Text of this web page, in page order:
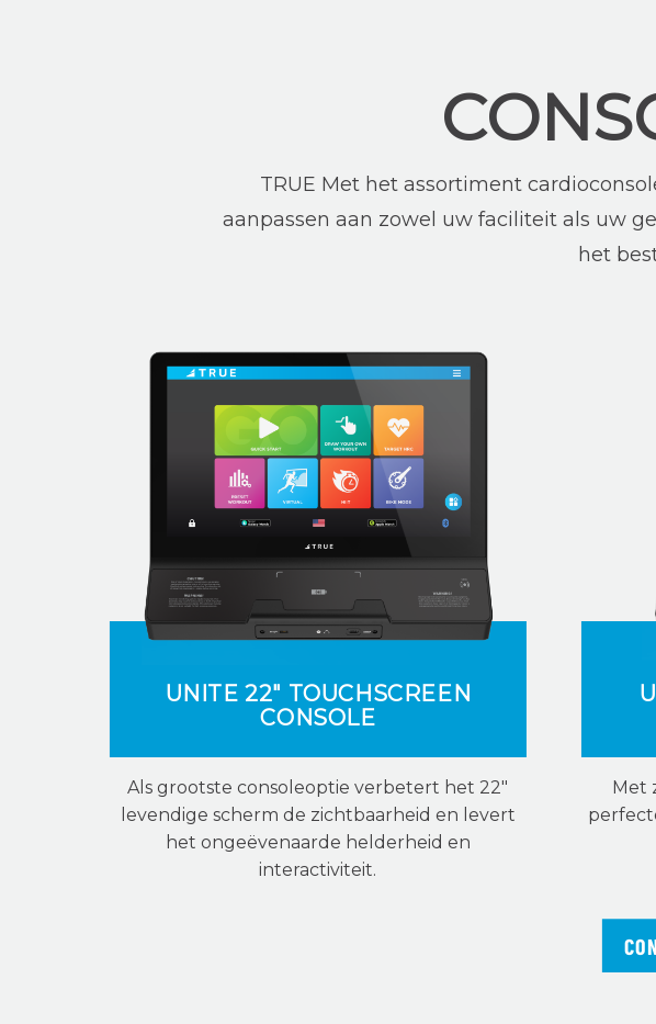
TRUE Met het assortiment
aanpassen aan zowel uw faciliteit als uw
het
UNITE 22" TOUCHSCREEN
CONSOLE
Als grootste consoleoptie verbetert het 22"
levendige scherm de zichtbaarheid en levert
het ongeëvenaarde helderheid en
interactiviteit.
Met